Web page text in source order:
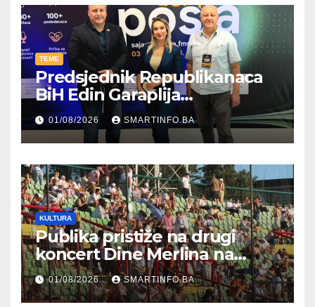
TEME
Predsjednik Republikanaca
BiH Edin Garaplija
prisustvovao prezentaciji
Federalnog sajma
zapošljavanja
01/08/2026 SMARTINFO.BA
KULTURA
Publika pristiže na drugi
koncert Dine Merlina na
Koševu
01/08/2026 SMARTINFO.BA